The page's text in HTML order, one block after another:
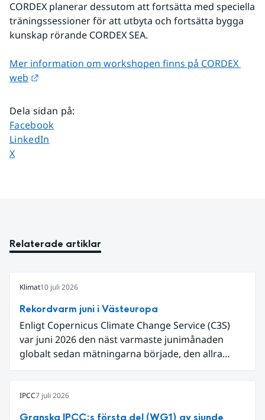
CORDEX planerar dessutom att fortsätta med speciella
träningssessioner för att utbyta och fortsätta bygga
kunskap rörande CORDEX SEA.
Mer information om workshopen finns på CORDEX
web
Dela sidan på:
Dela sidan på
Facebook
Dela sidan på
LinkedIn
Dela sidan på
X
Relaterade artiklar
Klimat10 juli 2026
Rekordvarm juni i Västeuropa
Enligt Copernicus Climate Change Service (C3S)
var juni 2026 den näst varmaste junimånaden
globalt sedan mätningarna började, den allra
begränsar oss till Västeuropa var det den allra
varmaste juni. Detta betingades till stor del av en
IPCC7 juli 2026